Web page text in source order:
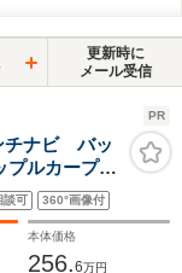
更新時に
メール受信
PR
ナビ バッ
ルカープレ
ズ レーン
イト
談可 360°画像付
本体価格
256.6万円